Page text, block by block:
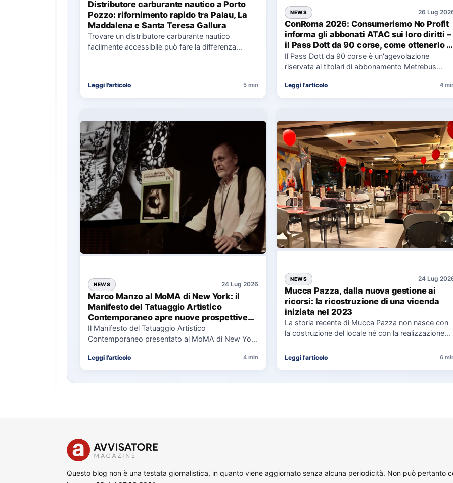
Distributore carburante nautico a Porto
Pozzo: rifornimento rapido tra Palau, La
Maddalena e Santa Teresa Gallura
Trovare un distributore carburante nautico
facilmente accessibile può fare la differenza
Leggi l'articolo 5 min
NEWS 26 Lug
ConRoma 2026: Consumerismo No Profit
informa gli abbonati ATAC sui loro diritti –
il Pass Dott da 90 corse, come ottenerlo e
cosa spetta in caso di disservizi
Il Pass Dott da 90 corse è un'agevolazione
riservata ai titolari di abbonamento Metrebus
Leggi l'articolo 4
NEWS 24 Lug 2026
Marco Manzo al MoMA di New York: il
Manifesto del Tatuaggio Artistico
Contemporaneo apre nuove prospettive
per il collezionismo
Il Manifesto del Tatuaggio Artistico
Contemporaneo presentato al MoMA di New York
Leggi l'articolo 4 min
NEWS 24 Lug
Mucca Pazza, dalla nuova gestione ai
ricorsi: la ricostruzione di una vicenda
iniziata nel 2023
La storia recente di Mucca Pazza non nasce con
la costruzione del locale né con la realizzazione
Leggi l'articolo 6
Questo blog non è una testata giornalistica, in quanto viene aggiornato senza alcuna periodicità. Non può pertanto